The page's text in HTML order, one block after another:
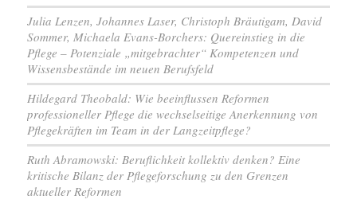
Julia Lenzen, Johannes Laser, Christoph Bräutigam, David
Sommer, Michaela Evans-Borchers: Quereinstieg in die
Pflege – Potenziale „mitgebrachter“ Kompetenzen und
Wissensbestände im neuen Berufsfeld
Hildegard Theobald: Wie beeinflussen Reformen
professioneller Pflege die wechselseitige Anerkennung von
Pflegekräften im Team in der Langzeitpflege?
Ruth Abramowski: Beruflichkeit kollektiv denken? Eine
kritische Bilanz der Pflegeforschung zu den Grenzen
aktueller Reformen